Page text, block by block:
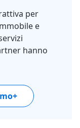
per
e
hanno